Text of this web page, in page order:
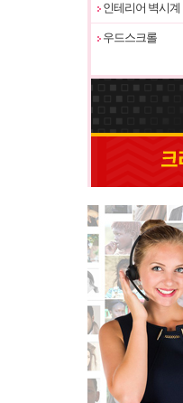
인테리어 벽시계
우드스크롤